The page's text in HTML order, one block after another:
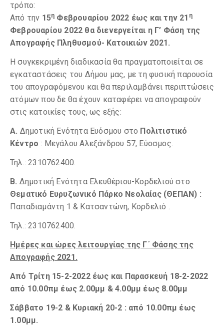
τρόπο:
Από την 15η Φεβρουαρίου 2022 έως και την 21 η
Φεβρουαρίου 2022 θα διενεργείται η Γ’ Φάση της
Απογραφής Πληθυσμού- Κατοικιών 2021.
Η συγκεκριμένη διαδικασία θα πραγματοποιείται σε
εγκαταστάσεις του Δήμου μας, με τη φυσική παρουσία
του απογραφόμενου και θα περιλαμβάνει περιπτώσεις
ατόμων που δε θα έχουν καταφέρει να απογραφούν
στις κατοικίες τους, ως εξής:
Α. Δημοτική Ενότητα Ευόσμου στο Πολιτιστικό
Κέντρο : Μεγάλου Αλεξάνδρου 57, Εύοσμος.
Τηλ.: 2310762400.
Β. Δημοτική Ενότητα Ελευθέριου-Κορδελιού στο
Θεματικό Ευρυζωνικό Πάρκο Νεολαίας (ΘΕΠΑΝ) :
Παπαδιαμάντη 1 & Κατσαντώνη, Κορδελιό .
Τηλ.: 2310762400.
Ημέρες και ώρες λειτουργίας της Γ΄ Φάσης της
Απογραφής 2021.
Από Τρίτη 15-2-2022 έως και Παρασκευή 18-2-2022
από 10.00πμ έως 2.00μμ & 4.00μμ έως 8.00μμ
Σάββατο 19-2 & Κυριακή 20-2 : από 10.00πμ έως
1.00μμ.